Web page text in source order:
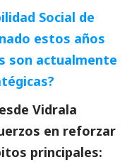
Social de
estos años
son actualmente
Vidrala
en reforzar
principales: